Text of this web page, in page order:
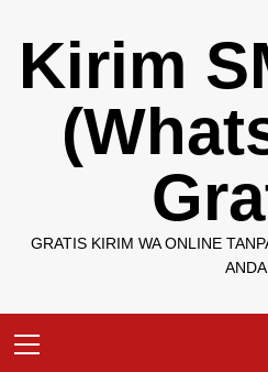
content
Kirim
GRATIS KIRIM WA ONLINE
ANDA
Menu